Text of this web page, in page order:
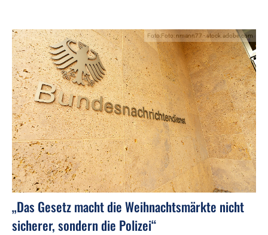
Foto:Foto: nmann77 - stock.adobe.com
„Das Gesetz macht die Weihnachtsmärkte nicht
sicherer, sondern die Polizei“